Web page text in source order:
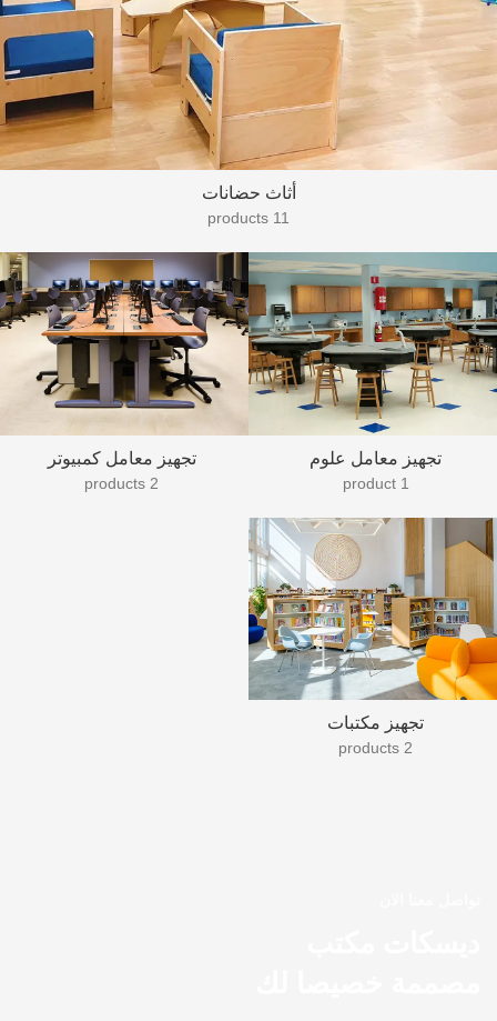
أثاث حضانات
11 products
تجهيز معامل علوم
1 product
تجهيز معامل كمبيوتر
2 products
تجهيز مكتبات
2 products